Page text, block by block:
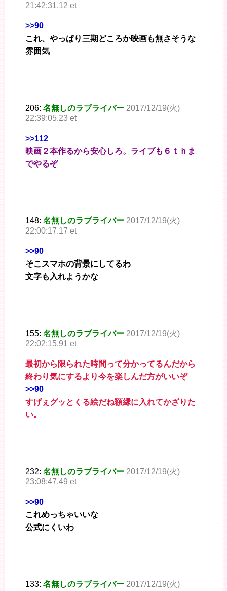
21:42:31.12 et
>>90
これ、やっぱり三期どころか映画も無さそうな
雰囲気
206: 名無しのラブライバー 2017/12/19(火)
22:39:05.23 et
>>112
映画２本作るから安心しろ。ライブも６ｔｈま
でやるぞ
148: 名無しのラブライバー 2017/12/19(火)
22:00:17.17 et
>>90
そこスマホの背景にしてるわ
文字も入れようかな
155: 名無しのラブライバー 2017/12/19(火)
22:02:15.91 et
最初から限られた時間って分かってるんだから
終わり気にするより今を楽しんだ方がいいぞ
>>90
すげぇグッとくる絵だね額縁に入れてかざりた
い。
232: 名無しのラブライバー 2017/12/19(火)
23:08:47.49 et
>>90
これめっちゃいいな
公式にくいわ
133: 名無しのラブライバー 2017/12/19(火)